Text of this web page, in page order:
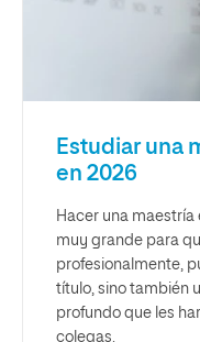
Estudiar una
en 2026
Hacer una maestría
muy grande para
profesionalmente,
título, sino también
profundo que les
colegas.